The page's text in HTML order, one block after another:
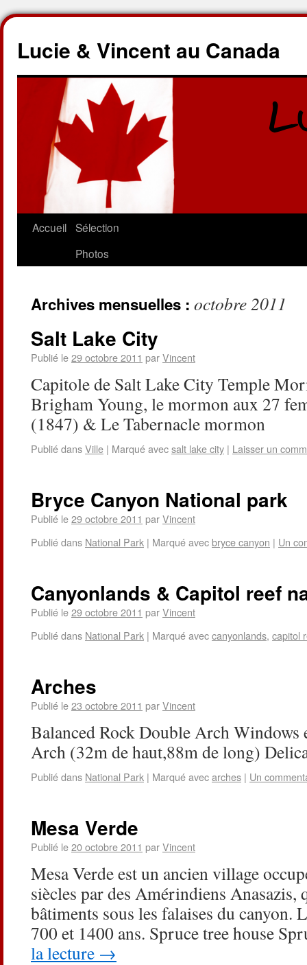
Lucie & Vincent au Canada
Accueil Sélection
Photos
Archives mensuelles : octobre 2011
Salt Lake City
Publié le29 octobre 2011 parVincent
Capitole de Salt Lake City Temple
Brigham Young, le mormon aux 27
(1847) & Le Tabernacle mormon
Publié dansVille | Marqué avecsalt lake city | Laisser un
Bryce Canyon National park
Publié le29 octobre 2011 parVincent
Publié dans National Park | Marqué avecbryce canyon | Un
Canyonlands & Capitol reef
Publié le29 octobre 2011 parVincent
Publié dans National Park | Marqué aveccanyonlands, capitol
Arches
Publié le23 octobre 2011 parVincent
Balanced Rock Double Arch Windows
Arch (32m de haut,88m de long)
Publié dans National Park | Marqué avecarches | Un
Mesa Verde
Publié le20 octobre 2011 parVincent
Mesa Verde est un ancien village
siècles par des Amérindiens Anasazis,
bâtiments sous les falaises du canyon.
700 et 1400 ans. Spruce tree house
la lecture →